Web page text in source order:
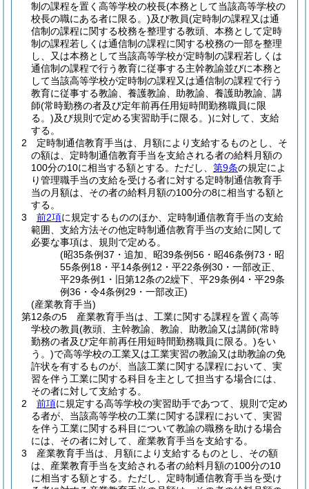
制の課程を置く高等学校の校長(本務として当該高等学校の
校長の職にある者に限る。)及び教員(定時制の課程又は通
信制の課程に関する校務を整理する教頭、本務として定時
制の課程若しくは通信制の課程に関する校務の一部を整理
し、又は本務として当該高等学校が定時制の課程若しくは
通信制の課程で行う教育に従事する主幹教諭並びに本務と
して当該高等学校が定時制の課程又は通信制の課程で行う
教育に従事する教諭、養護教諭、助教諭、養護助教諭、講
師(常時勤務の者及び定年前再任用短時間勤務職員に限
る。)及び規則で定める実習助手に限る。)に対して、支給
する。
2
定時制通信教育手当は、月額により支給するものとし、そ
の額は、定時制通信教育手当を支給される者の給料月額の
100分の10に相当する額とする。 ただし、 第9条の規定によ
り管理職手当の支給を受ける者に対する定時制通信教育手
当の月額は、その者の給料月額の100分の8に相当する額と
する。
3
前2項に規定するもののほか、定時制通信教育手当の支給
範囲、支給方法その他定時制通信教育手当の支給に関して
必要な事項は、規則で定める。
(昭35条例37・追加、昭39条例56・昭46条例73・昭
55条例18・平14条例12・平22条例30・一部改正、
平29条例1・旧第12条の2繰下、平29条例4・平29条
例36・令4条例29・一部改正)
(産業教育手当)
第12条の5
産業教育手当は、工業に関する課程を置く高等
学校の教員(教頭、主幹教諭、教諭、助教諭又は講師(常時
勤務の者及び定年前再任用短時間勤務職員に限る。)をい
う。)で高等学校の工業又は工業実習の教諭又は助教諭の免
許状を有するものが、当該工業に関する課程において、実
習を伴う工業に関する科目を主として担当する場合には、
その者に対して支給する。
2
前項に規定する高等学校の実習助手であつて、規則で定め
る者が、当該高等学校の工業に関する課程において、実習
を伴う工業に関する科目について教諭の職務を助ける場合
には、その者に対して、産業教育手当を支給する。
3
産業教育手当は、月額により支給するものとし、その額
は、産業教育手当を支給される者の給料月額の100分の10
に相当する額とする。 ただし、定時制通信教育手当を受け